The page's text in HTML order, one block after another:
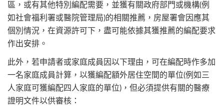
區，或有其他特別編配需要，並獲有關政府部門或機構(例
如社會福利署或醫院管理局)的相關推薦，房屋署會因應其
個別情況，在資源許可下，盡可能依據其獲推薦的編配要求
作出安排。
此外，若申請者或家庭成員因以下理由，可在編配時作多加
一名家庭成員計算，以獲編配額外居住空間的單位(例如三
人家庭可獲編配四人家庭的單位)，但必須提供有關的醫療
證明文件以供審核：